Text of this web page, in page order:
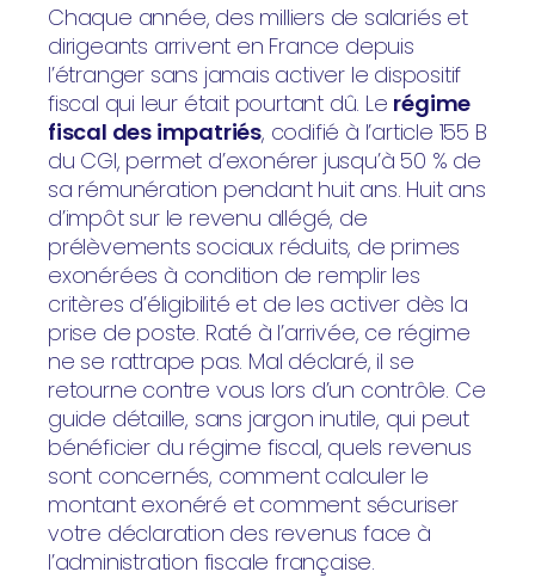
Chaque année, des milliers de salariés et
dirigeants arrivent en France depuis
l’étranger sans jamais activer le dispositif
fiscal qui leur était pourtant dû. Le régime
fiscal des impatriés, codifié à l’article 155 B
du CGI, permet d’exonérer jusqu’à 50 % de
sa rémunération pendant huit ans. Huit ans
d’impôt sur le revenu allégé, de
prélèvements sociaux réduits, de primes
exonérées à condition de remplir les
critères d’éligibilité et de les activer dès la
prise de poste. Raté à l’arrivée, ce régime
ne se rattrape pas. Mal déclaré, il se
retourne contre vous lors d’un contrôle. Ce
guide détaille, sans jargon inutile, qui peut
bénéficier du régime fiscal, quels revenus
sont concernés, comment calculer le
montant exonéré et comment sécuriser
votre déclaration des revenus face à
l’administration fiscale française.